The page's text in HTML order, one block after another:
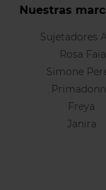
Nuestras
Sujetadores
Rosa Faia
Simone
Freya
Janira